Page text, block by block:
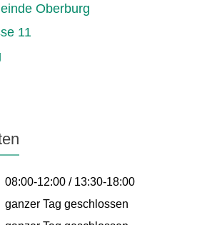
Oberburg
11
08:00-12:00 / 13:30-18:00
ganzer Tag geschlossen